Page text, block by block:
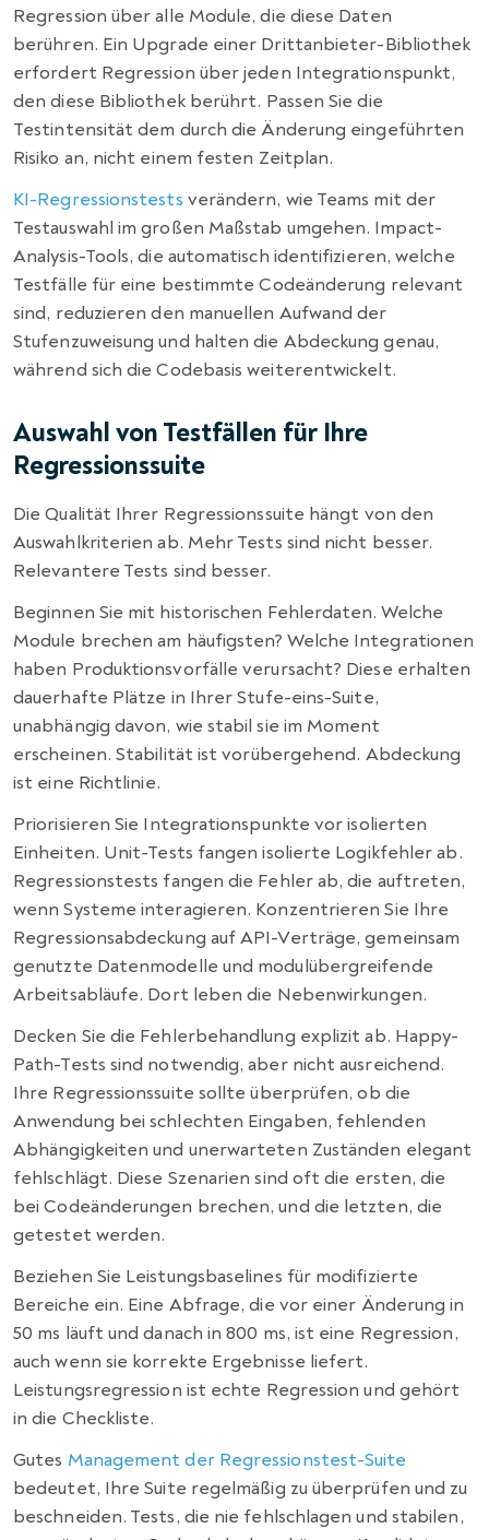
Regression über alle Module, die diese Daten
berühren. Ein Upgrade einer Drittanbieter-Bibliothek
erfordert Regression über jeden Integrationspunkt,
den diese Bibliothek berührt. Passen Sie die
Testintensität dem durch die Änderung eingeführten
Risiko an, nicht einem festen Zeitplan.
KI-Regressionstests verändern, wie Teams mit der
Testauswahl im großen Maßstab umgehen. Impact-
Analysis-Tools, die automatisch identifizieren, welche
Testfälle für eine bestimmte Codeänderung relevant
sind, reduzieren den manuellen Aufwand der
Stufenzuweisung und halten die Abdeckung genau,
während sich die Codebasis weiterentwickelt.
Auswahl von Testfällen für Ihre
Regressionssuite
Die Qualität Ihrer Regressionssuite hängt von den
Auswahlkriterien ab. Mehr Tests sind nicht besser.
Relevantere Tests sind besser.
Beginnen Sie mit historischen Fehlerdaten. Welche
Module brechen am häufigsten? Welche Integrationen
haben Produktionsvorfälle verursacht? Diese erhalten
dauerhafte Plätze in Ihrer Stufe-eins-Suite,
unabhängig davon, wie stabil sie im Moment
erscheinen. Stabilität ist vorübergehend. Abdeckung
ist eine Richtlinie.
Priorisieren Sie Integrationspunkte vor isolierten
Einheiten. Unit-Tests fangen isolierte Logikfehler ab.
Regressionstests fangen die Fehler ab, die auftreten,
wenn Systeme interagieren. Konzentrieren Sie Ihre
Regressionsabdeckung auf API-Verträge, gemeinsam
genutzte Datenmodelle und modulübergreifende
Arbeitsabläufe. Dort leben die Nebenwirkungen.
Decken Sie die Fehlerbehandlung explizit ab. Happy-
Path-Tests sind notwendig, aber nicht ausreichend.
Ihre Regressionssuite sollte überprüfen, ob die
Anwendung bei schlechten Eingaben, fehlenden
Abhängigkeiten und unerwarteten Zuständen elegant
fehlschlägt. Diese Szenarien sind oft die ersten, die
bei Codeänderungen brechen, und die letzten, die
getestet werden.
Beziehen Sie Leistungsbaselines für modifizierte
Bereiche ein. Eine Abfrage, die vor einer Änderung in
50 ms läuft und danach in 800 ms, ist eine Regression,
auch wenn sie korrekte Ergebnisse liefert.
Leistungsregression ist echte Regression und gehört
in die Checkliste.
Gutes Management der Regressionstest-Suite
bedeutet, Ihre Suite regelmäßig zu überprüfen und zu
beschneiden. Tests, die nie fehlschlagen und stabilen,